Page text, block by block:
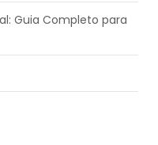
Guia Completo para